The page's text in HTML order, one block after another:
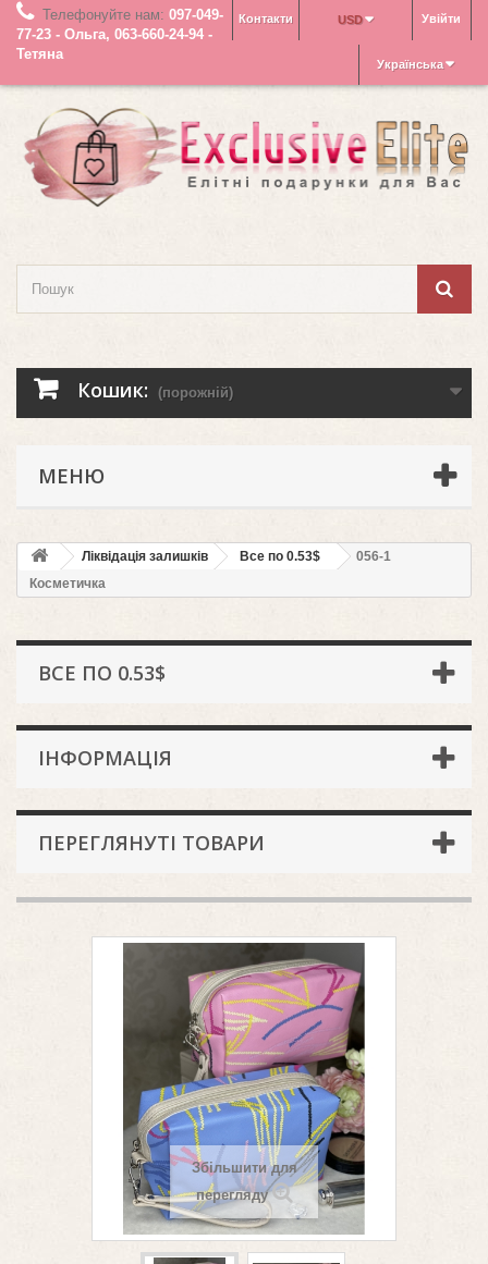
Увійти
USD
Контакти
Телефонуйте нам: 097-049-
77-23 - Ольга, 063-660-24-94 -
Тетяна
Українська
Кошик: (порожній)
МЕНЮ
Ліквідація залишків Всe по 0.53$
056-1
Косметичка
ВСE ПО 0.53$
ІНФОРМАЦІЯ
ПЕРЕГЛЯНУТІ ТОВАРИ
Збільшити для
перегляду